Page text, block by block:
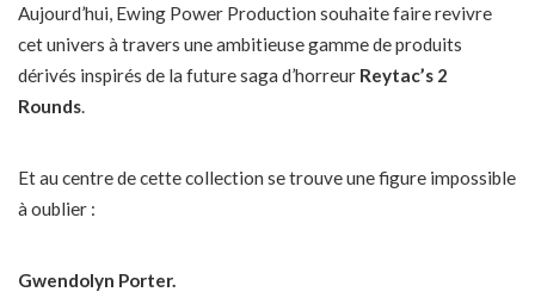
Aujourd’hui, Ewing Power Production souhaite faire revivre
cet univers à travers une ambitieuse gamme de produits
dérivés inspirés de la future saga d’horreur Reytac’s 2
Rounds.
Et au centre de cette collection se trouve une figure impossible
à oublier :
Gwendolyn Porter.